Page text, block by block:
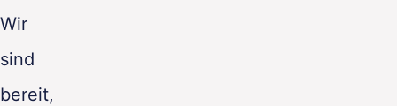
Wir
sind
bereit,